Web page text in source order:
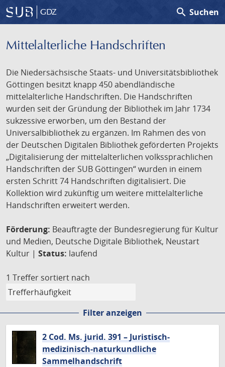
GDZ search Suchen
Mittelalterliche Handschriften
Die Niedersächsische Staats- und Universitätsbibliothek
Göttingen besitzt knapp 450 abendländische
mittelalterliche Handschriften. Die Handschriften
wurden seit der Gründung der Bibliothek im Jahr 1734
sukzessive erworben, um den Bestand der
Universalbibliothek zu ergänzen. Im Rahmen des von
der Deutschen Digitalen Bibliothek geförderten Projekts
„Digitalisierung der mittelalterlichen volkssprachlichen
Handschriften der SUB Göttingen“ wurden in einem
ersten Schritt 74 Handschriften digitalisiert. Die
Kollektion wird zukünftig um weitere mittelalterliche
Handschriften erweitert werden.
Förderung: Beauftragte der Bundesregierung für Kultur
und Medien, Deutsche Digitale Bibliothek, Neustart
Kultur | Status: laufend
1 Treffer sortiert nach
Filter anzeigen
2 Cod. Ms. jurid. 391 – Juristisch-
medizinisch-naturkundliche
Sammelhandschrift